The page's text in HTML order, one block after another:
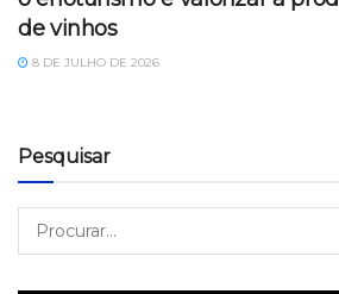
de vinhos
8 DE JULHO DE 2026
Pesquisar